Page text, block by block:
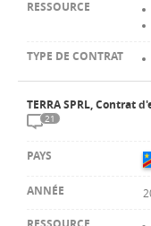
TERRA SPRL, Contrat
21